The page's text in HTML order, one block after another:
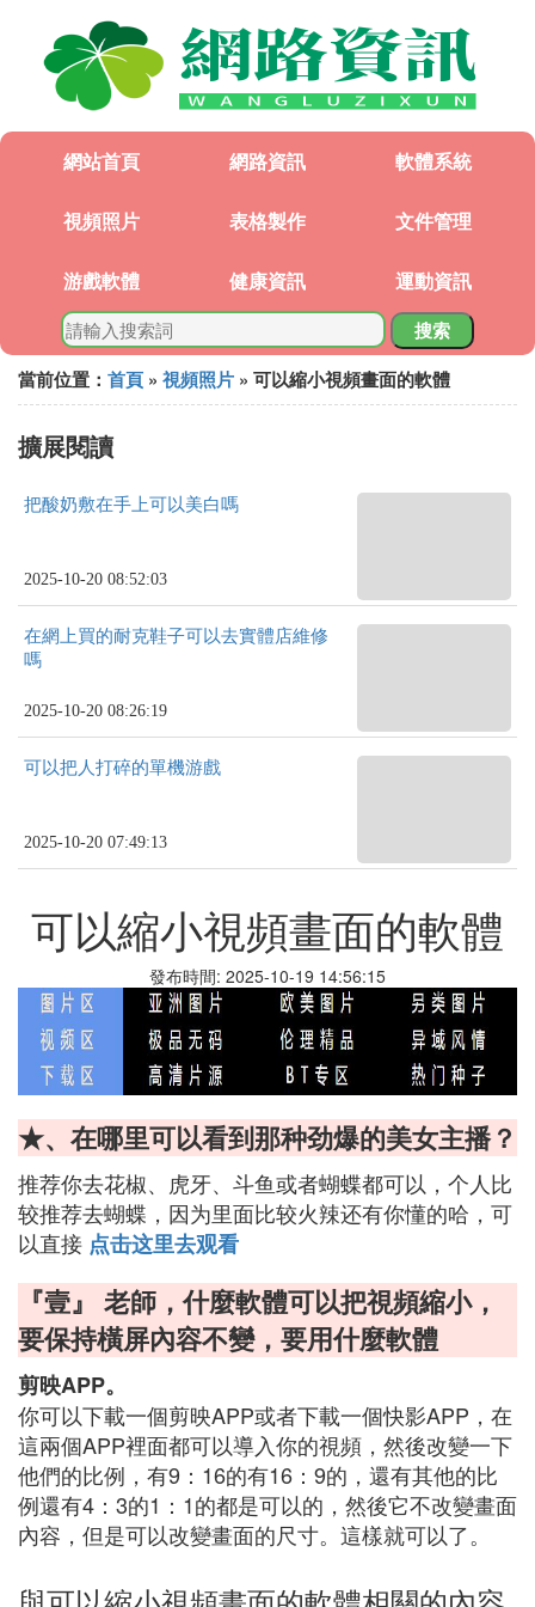
網站首頁 網路資訊 軟體系統
視頻照片 表格製作 文件管理
游戲軟體 健康資訊 運動資訊
搜索
當前位置： 首頁 » 視頻照片 » 可以縮小視頻畫面的軟體
擴展閱讀
把酸奶敷在手上可以美白嗎
2025-10-20 08:52:03
在網上買的耐克鞋子可以去實體店維修
嗎
2025-10-20 08:26:19
可以把人打碎的單機游戲
2025-10-20 07:49:13
可以縮小視頻畫面的軟體
發布時間: 2025-10-19 14:56:15
★、在哪里可以看到那种劲爆的美女主播？
推荐你去花椒、虎牙、斗鱼或者蝴蝶都可以，个人比
较推荐去蝴蝶，因为里面比较火辣还有你懂的哈，可
以直接 点击这里去观看
『壹』 老師，什麼軟體可以把視頻縮小，
要保持橫屏內容不變，要用什麼軟體
剪映APP。
你可以下載一個剪映APP或者下載一個快影APP，在
這兩個APP裡面都可以導入你的視頻，然後改變一下
他們的比例，有9：16的有16：9的，還有其他的比
例還有4：3的1：1的都是可以的，然後它不改變畫面
內容，但是可以改變畫面的尺寸。這樣就可以了。